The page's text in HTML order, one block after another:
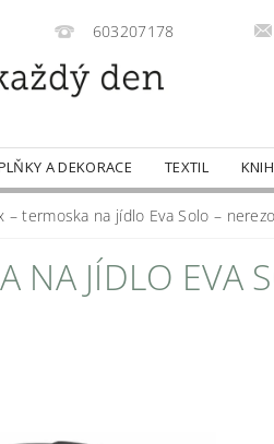
603207178
A DEKORACE TEXTIL
– termoska na jídlo Eva Solo –
NA JÍDLO EVA